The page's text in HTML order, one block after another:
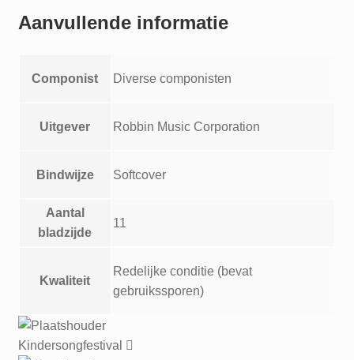
Aanvullende informatie
Componist Diverse componisten
Uitgever Robbin Music Corporation
Bindwijze Softcover
Aantal
bladzijde
11
Kwaliteit
Redelijke conditie (bevat
gebruikssporen)
Kindersongfestival